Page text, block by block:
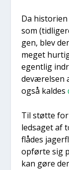
Da
som
gen, blev
meget
egent­lig
de­væ­rel­sen
også kal­des
Til støt­te
ledsa­get af
flå­des
opfør­te sig
kan gøre